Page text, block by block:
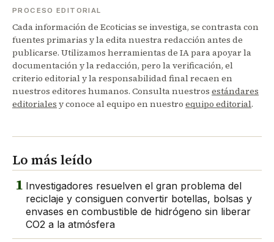
PROCESO EDITORIAL
Cada información de Ecoticias se investiga, se contrasta con
fuentes primarias y la edita nuestra redacción antes de
publicarse. Utilizamos herramientas de IA para apoyar la
documentación y la redacción, pero la verificación, el
criterio editorial y la responsabilidad final recaen en
nuestros editores humanos. Consulta nuestros estándares
editoriales y conoce al equipo en nuestro equipo editorial.
Lo más leído
1 Investigadores resuelven el gran problema del
reciclaje y consiguen convertir botellas, bolsas y
envases en combustible de hidrógeno sin liberar
CO2 a la atmósfera